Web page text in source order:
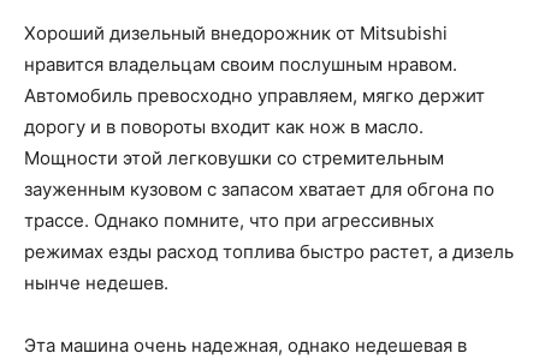
Хороший дизельный внедорожник от Mitsubishi
нравится владельцам своим послушным нравом.
Автомобиль превосходно управляем, мягко держит
дорогу и в повороты входит как нож в масло.
Мощности этой легковушки со стремительным
зауженным кузовом с запасом хватает для обгона по
трассе. Однако помните, что при агрессивных
режимах езды расход топлива быстро растет, а дизель
нынче недешев.
Эта машина очень надежная, однако недешевая в